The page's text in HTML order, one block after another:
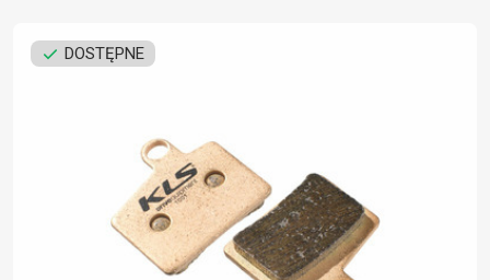
DOSTĘPNE